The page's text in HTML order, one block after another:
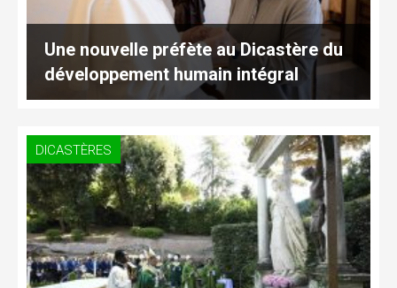
Une nouvelle préfète au Dicastère du
développement humain intégral
DICASTÈRES